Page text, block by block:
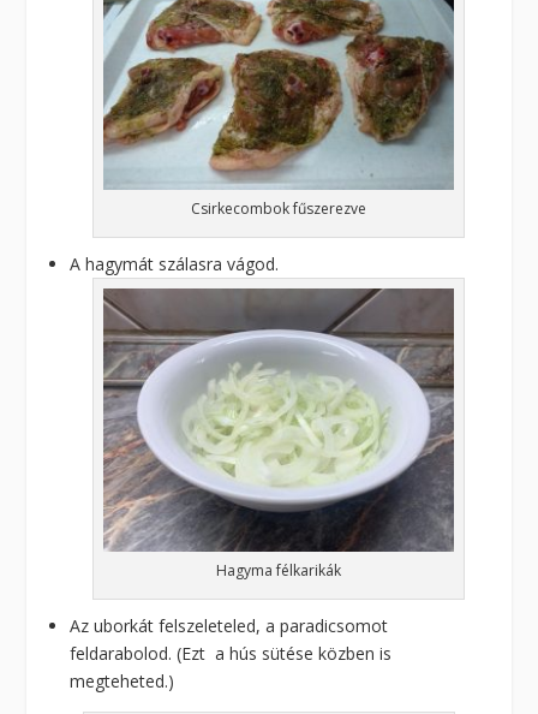
Csirkecombok fűszerezve
A hagymát szálasra vágod.
Hagyma félkarikák
Az uborkát felszeleteled, a paradicsomot
feldarabolod. (Ezt a hús sütése közben is
megteheted.)